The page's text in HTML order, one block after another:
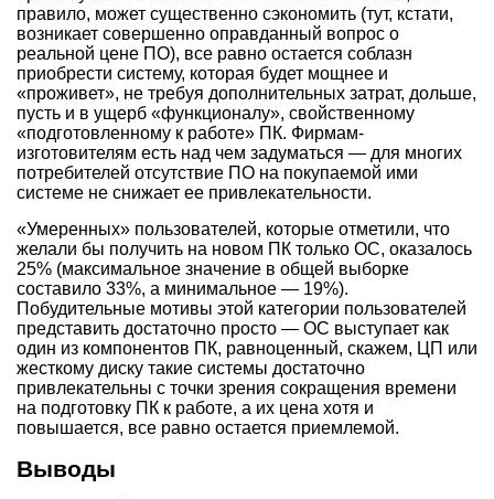
правило, может существенно сэкономить (тут, кстати,
возникает совершенно оправданный вопрос о
реальной цене ПО), все равно остается соблазн
приобрести систему, которая будет мощнее и
«проживет», не требуя дополнительных затрат, дольше,
пусть и в ущерб «функционалу», свойственному
«подготовленному к работе» ПК. Фирмам-
изготовителям есть над чем задуматься — для многих
потребителей отсутствие ПО на покупаемой ими
системе не снижает ее привлекательности.
«Умеренных» пользователей, которые отметили, что
желали бы получить на новом ПК только ОС, оказалось
25% (максимальное значение в общей выборке
составило 33%, а минимальное — 19%).
Побудительные мотивы этой категории пользователей
представить достаточно просто — ОС выступает как
один из компонентов ПК, равноценный, скажем, ЦП или
жесткому диску такие системы достаточно
привлекательны с точки зрения сокращения времени
на подготовку ПК к работе, а их цена хотя и
повышается, все равно остается приемлемой.
Выводы